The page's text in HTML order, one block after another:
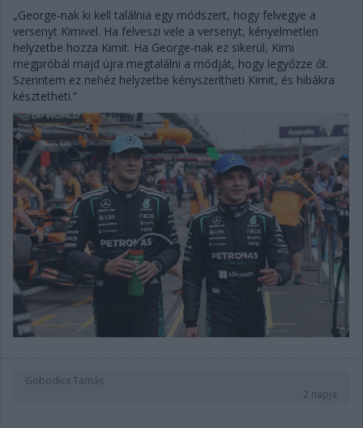
„George-nak ki kell találnia egy módszert, hogy felvegye a
versenyt Kimivel. Ha felveszi vele a versenyt, kényelmetlen
helyzetbe hozza Kimit. Ha George-nak ez sikerül, Kimi
megpróbál majd újra megtalálni a módját, hogy legyőzze őt.
Szerintem ez nehéz helyzetbe kényszerítheti Kimit, és hibákra
késztetheti.”
Gobodics Tamás
2 napja